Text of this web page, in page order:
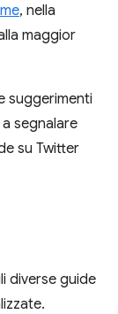
, nella
maggior
suggerimenti
segnalare
su Twitter
diverse guide